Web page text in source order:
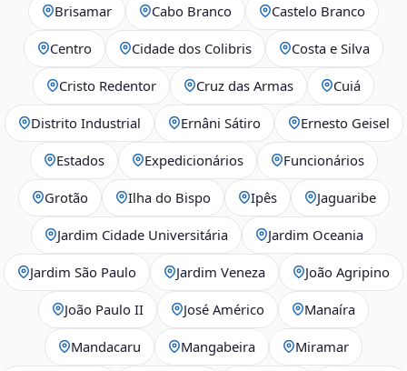
Brisamar Cabo Branco Castelo Branco
Centro Cidade dos Colibris Costa e Silva
Cristo Redentor Cruz das Armas Cuiá
Distrito Industrial Ernâni Sátiro Ernesto Geisel
Estados Expedicionários Funcionários
Grotão Ilha do Bispo Ipês Jaguaribe
Jardim Cidade Universitária Jardim Oceania
Jardim São Paulo Jardim Veneza João Agripino
João Paulo II José Américo Manaíra
Mandacaru Mangabeira Miramar